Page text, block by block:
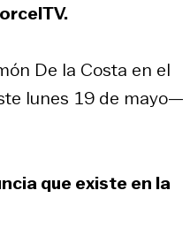
De la Costa en el
lunes 19 de mayo—
que existe en la